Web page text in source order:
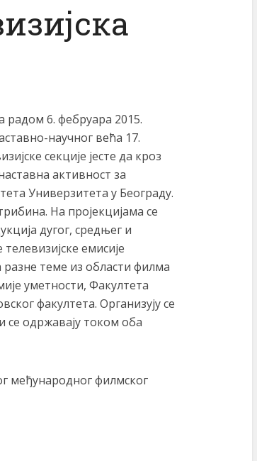
радом 6. фебруара 2015.
научног већа 17.
секције јесте да кроз
активност за
Универзитета у Београду.
На пројекцијама се
дугог, средњег и
емисије
теме из области филма
уметности, Факултета
факултета. Организују се
се одржавају током оба
међународног филмског